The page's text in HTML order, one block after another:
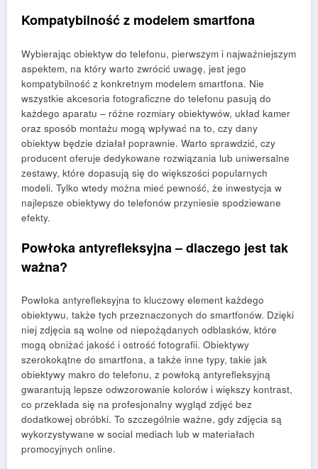
Kompatybilność z modelem smartfona
Wybierając obiektyw do telefonu, pierwszym i najważniejszym
aspektem, na który warto zwrócić uwagę, jest jego
kompatybilność z konkretnym modelem smartfona. Nie
wszystkie akcesoria fotograficzne do telefonu pasują do
każdego aparatu – różne rozmiary obiektywów, układ kamer
oraz sposób montażu mogą wpływać na to, czy dany
obiektyw będzie działał poprawnie. Warto sprawdzić, czy
producent oferuje dedykowane rozwiązania lub uniwersalne
zestawy, które dopasują się do większości popularnych
modeli. Tylko wtedy można mieć pewność, że inwestycja w
najlepsze obiektywy do telefonów przyniesie spodziewane
efekty.
Powłoka antyrefleksyjna – dlaczego jest tak
ważna?
Powłoka antyrefleksyjna to kluczowy element każdego
obiektywu, także tych przeznaczonych do smartfonów. Dzięki
niej zdjęcia są wolne od niepożądanych odblasków, które
mogą obniżać jakość i ostrość fotografii. Obiektywy
szerokokątne do smartfona, a także inne typy, takie jak
obiektywy makro do telefonu, z powłoką antyrefleksyjną
gwarantują lepsze odwzorowanie kolorów i większy kontrast,
co przekłada się na profesjonalny wygląd zdjęć bez
dodatkowej obróbki. To szczególnie ważne, gdy zdjęcia są
wykorzystywane w social mediach lub w materiałach
promocyjnych online.